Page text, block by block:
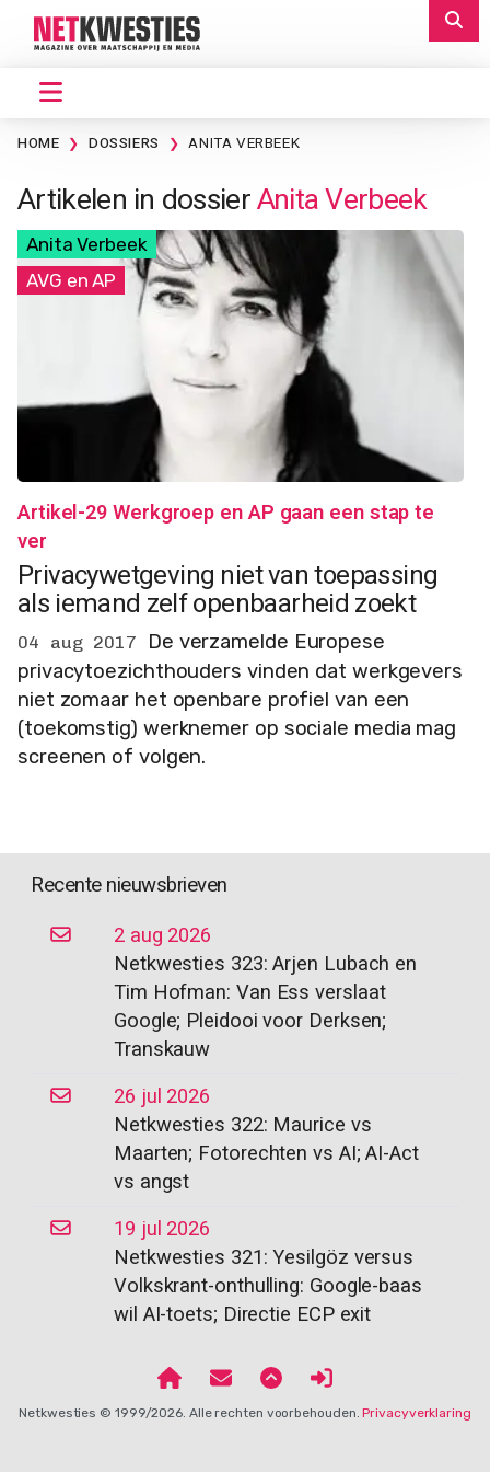
HOME DOSSIERS ANITA VERBEEK
Artikelen in dossierAnita Verbeek
Anita Verbeek
AVG en AP
Artikel-29 Werkgroep en AP gaan een stap te
ver
Privacywetgeving niet van toepassing
als iemand zelf openbaarheid zoekt
04 aug 2017
De verzamelde Europese
privacytoezichthouders vinden dat werkgevers
niet zomaar het openbare profiel van een
(toekomstig) werknemer op sociale media mag
screenen of volgen.
Recente nieuwsbrieven
2 aug 2026
Netkwesties 323: Arjen Lubach en
Tim Hofman: Van Ess verslaat
Google; Pleidooi voor Derksen;
Transkauw
26 jul 2026
Netkwesties 322: Maurice vs
Maarten; Fotorechten vs AI; AI-Act
vs angst
19 jul 2026
Netkwesties 321: Yesilgöz versus
Volkskrant-onthulling: Google-baas
wil AI-toets; Directie ECP exit
Netkwesties © 1999/2026. Alle rechten voorbehouden.Privacyverklaring